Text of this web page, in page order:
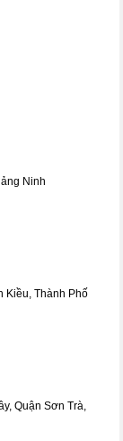
Ninh
Kiều, Thành Phố
Quận Sơn Trà,